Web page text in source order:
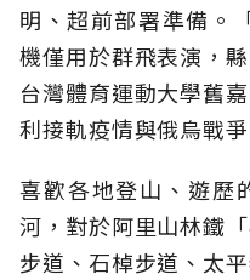
明、超前部署準備。
機僅用於群飛表演，
台灣體育運動大學舊
利接軌疫情與俄烏戰
喜歡各地登山、遊歷
河，對於阿里山林鐵
步道、石棹步道、太